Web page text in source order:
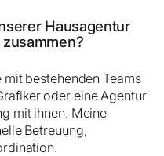
Hausagentur
bestehenden Teams
oder eine Agentur
mit ihnen. Meine
Betreuung,